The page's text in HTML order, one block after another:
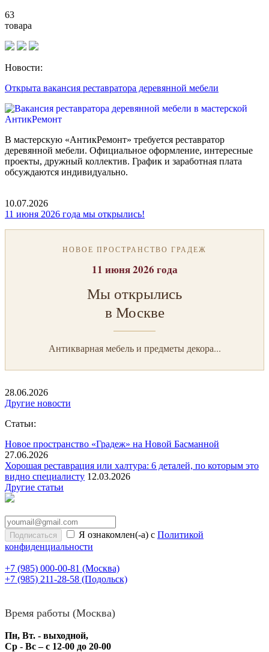
63
товара
Новости:
Открыта вакансия реставратора деревянной мебели
В мастерскую «АнтикРемонт» требуется реставратор
деревянной мебели. Официальное оформление, интересные
проекты, дружный коллектив. График и заработная плата
обсуждаются индивидуально.
10.07.2026
11 июня 2026 года мы открылись!
НОВОЕ ПРОСТРАНСТВО ГРАДЕЖ
11 июня 2026 года
Мы открылись
в Москве
Антикварная мебель и предметы декора...
28.06.2026
Другие новости
Статьи:
Новое пространство «Градеж» на Новой Басманной
27.06.2026
Хорошая реставрация или халтура: 6 деталей, по которым это
видно специалисту 12.03.2026
Другие статьи
Я ознакомлен(-а) с Политикой
конфиденциальности
+7 (985) 000-00-81 (Москва)
+7 (985) 211-28-58 (Подольск)
Время работы (Москва)
Пн, Вт. - выходной,
Ср - Вс – с 12-00 до 20-00